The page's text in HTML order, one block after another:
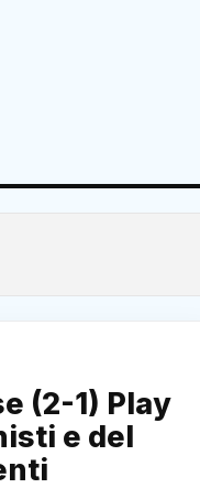
(2-1) Play
e del